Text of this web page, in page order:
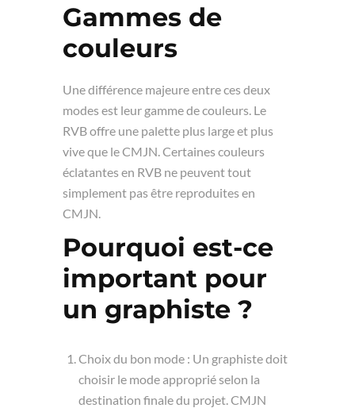
Gammes de
couleurs
Une différence majeure entre ces deux
modes est leur gamme de couleurs. Le
RVB offre une palette plus large et plus
vive que le CMJN. Certaines couleurs
éclatantes en RVB ne peuvent tout
simplement pas être reproduites en
CMJN.
Pourquoi est-ce
important pour
un graphiste ?
Choix du bon mode : Un graphiste doit
choisir le mode approprié selon la
destination finale du projet. CMJN